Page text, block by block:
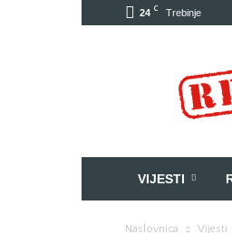
24 C Trebinje
VIJESTI
Naslovnica Vijesti